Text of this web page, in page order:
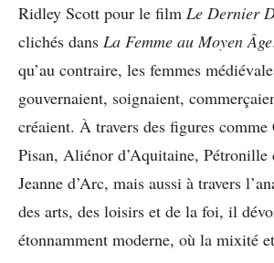
Ridley Scott pour le film Le Dernier
clichés dans La Femme au Moyen Âge
qu’au contraire, les femmes
gouvernaient, soignaient,
créaient. À travers des figures
Pisan, Aliénor d’Aquitaine, Pétronille
Jeanne d’Arc, mais aussi à travers
des arts, des loisirs et de la foi, il
étonnamment moderne, où la mixité